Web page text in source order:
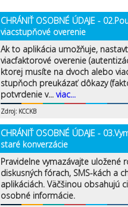
CHRÁNIŤ OSOBNÉ ÚDAJE -
viacstupňové overenie
Ak to aplikácia umožňuje,
viacfaktorové overenie
ktorej musíte na dvoch alebo
stupňoch preukázať dôkazy
potvrdenie v... viac...
Zdroj: KCCKB
CHRÁNIŤ OSOBNÉ ÚDAJE -
staré konverzácie
Pravidelne vymazávajte uložené
diskusných fórach, SMS-kách a
aplikáciách. Väčšinou obsahujú
osobné informácie.